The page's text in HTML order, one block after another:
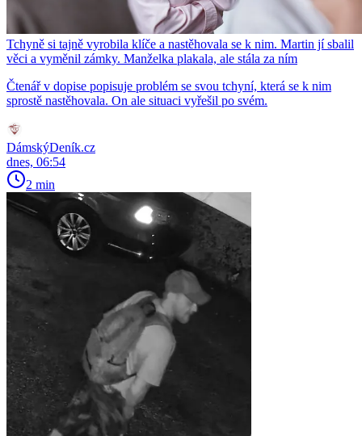
Tchyně si tajně vyrobila klíče a nastěhovala se k nim. Martin jí sbalil
věci a vyměnil zámky. Manželka plakala, ale stála za ním
Čtenář v dopise popisuje problém se svou tchyní, která se k nim
sprostě nastěhovala. On ale situaci vyřešil po svém.
DámskýDeník.cz
dnes, 06:54
2 min